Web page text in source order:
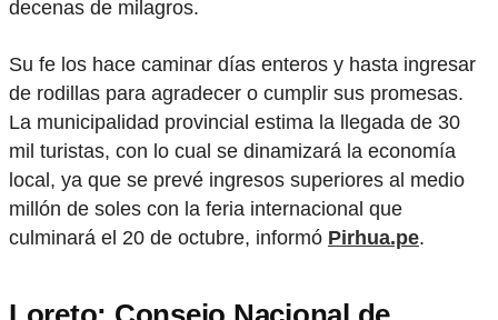
decenas de milagros.
Su fe los hace caminar días enteros y hasta ingresar
de rodillas para agradecer o cumplir sus promesas.
La municipalidad provincial estima la llegada de 30
mil turistas, con lo cual se dinamizará la economía
local, ya que se prevé ingresos superiores al medio
millón de soles con la feria internacional que
culminará el 20 de octubre, informó Pirhua.pe.